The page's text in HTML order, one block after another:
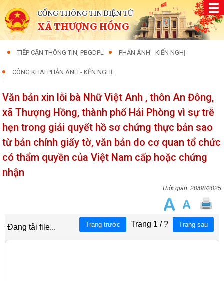
CỔNG THÔNG TIN ĐIỆN TỬ
XÃ THƯỢNG HỒNG
TIẾP CẬN THÔNG TIN, PBGDPL PHẢN ÁNH - KIẾN NGHỊ
CÔNG KHAI PHẢN ÁNH - KẾN NGHỊ
Văn bản xin lỗi bà Nhữ Việt Anh , thôn An Đông,
xã Thượng Hồng, thành phố Hải Phòng vì sự trễ
hẹn trong giải quyết hồ sơ chứng thực bản sao
từ bản chính giấy tờ, văn bản do cơ quan tổ chức
có thẩm quyền của Việt Nam cấp hoặc chứng
nhận
20/08/2025